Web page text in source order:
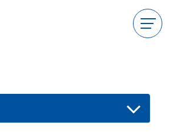
conseillère
Guides